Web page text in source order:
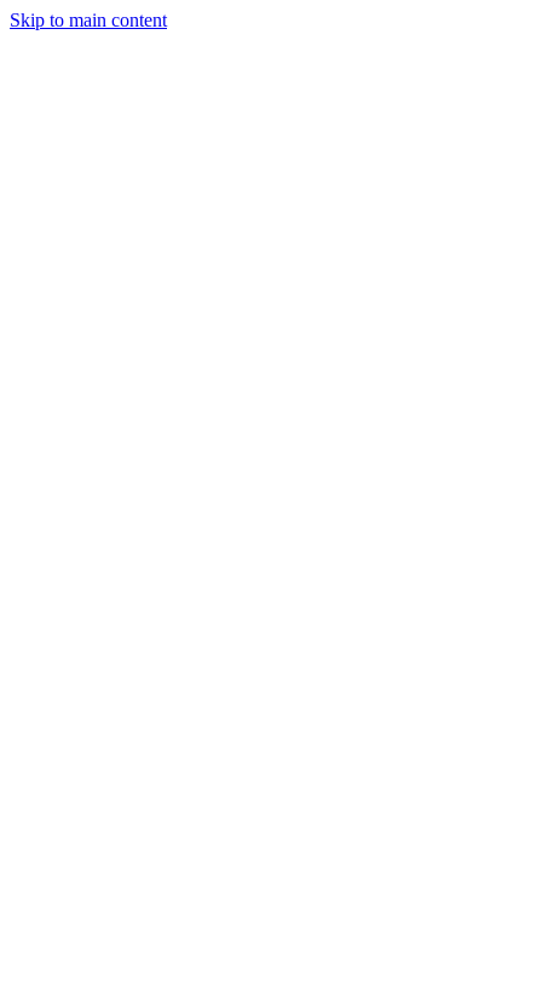
Skip to main content